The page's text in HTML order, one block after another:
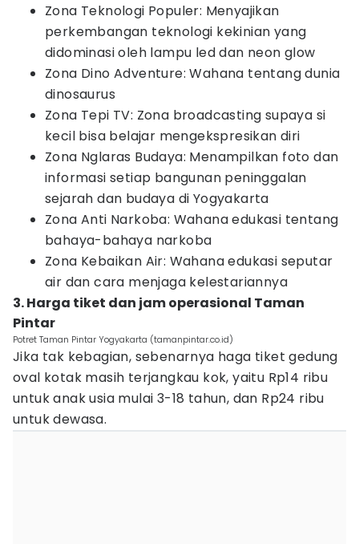
Zona Teknologi Populer: Menyajikan
perkembangan teknologi kekinian yang
didominasi oleh lampu led dan neon glow
Zona Dino Adventure: Wahana tentang dunia
dinosaurus
Zona Tepi TV: Zona broadcasting supaya si
kecil bisa belajar mengekspresikan diri
Zona Nglaras Budaya: Menampilkan foto dan
informasi setiap bangunan peninggalan
sejarah dan budaya di Yogyakarta
Zona Anti Narkoba: Wahana edukasi tentang
bahaya-bahaya narkoba
Zona Kebaikan Air: Wahana edukasi seputar
air dan cara menjaga kelestariannya
3. Harga tiket dan jam operasional Taman
Pintar
Potret Taman Pintar Yogyakarta (tamanpintar.co.id)
Jika tak kebagian, sebenarnya haga tiket gedung
oval kotak masih terjangkau kok, yaitu Rp14 ribu
untuk anak usia mulai 3-18 tahun, dan Rp24 ribu
untuk dewasa.